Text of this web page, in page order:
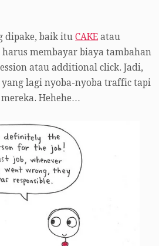
dipake, baik itu CAKE atau
harus membayar biaya tambahan
atau additional click. Jadi,
lagi nyoba-nyoba traffic tapi
Hehehe…